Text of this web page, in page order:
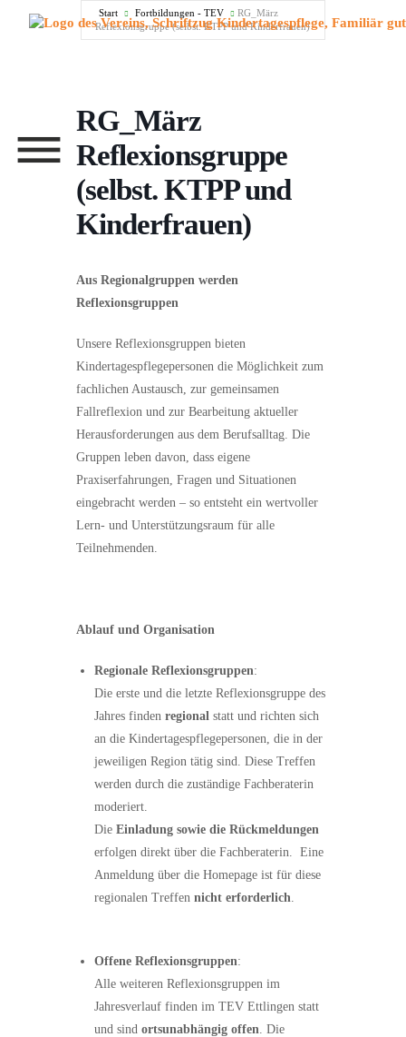
Menü überspringen
Menü überspringen
Start Fortbildungen - TEV
RG_März
Reflexionsgruppe (selbst. KTPP und Kinderfrauen)
RG_März
Reflexionsgruppe
(selbst. KTPP und
Kinderfrauen)
Aus Regionalgruppen werden
Reflexionsgruppen
Unsere Reflexionsgruppen bieten
Kindertagespflegepersonen die Möglichkeit zum
fachlichen Austausch, zur gemeinsamen
Fallreflexion und zur Bearbeitung aktueller
Herausforderungen aus dem Berufsalltag. Die
Gruppen leben davon, dass eigene
Praxiserfahrungen, Fragen und Situationen
eingebracht werden – so entsteht ein wertvoller
Lern- und Unterstützungsraum für alle
Teilnehmenden.
Ablauf und Organisation
Regionale Reflexionsgruppen:
Die erste und die letzte Reflexionsgruppe des
Jahres finden regional statt und richten sich
an die Kindertagespflegepersonen, die in der
jeweiligen Region tätig sind. Diese Treffen
werden durch die zuständige Fachberaterin
moderiert.
Die Einladung sowie die Rückmeldungen
erfolgen direkt über die Fachberaterin. Eine
Anmeldung über die Homepage ist für diese
regionalen Treffen nicht erforderlich.
Offene Reflexionsgruppen:
Alle weiteren Reflexionsgruppen im
Jahresverlauf finden im TEV Ettlingen statt
und sind ortsunabhängig offen. Die